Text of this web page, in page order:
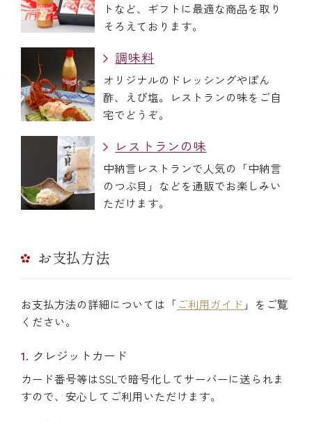
トなど、ギフトに最適な商品を取り
そろえております。
調味料
オリジナルのドレッシングやぽん
酢、えび塩。レストランの味をご自
宅でどうぞ。
レストランの味
中納言レストランで人気の「中納言
のつぶ貝」などを通販でお楽しみい
ただけます。
お支払方法
お支払方法の詳細については「ご利用ガイド 」をご覧
ください。
クレジットカード
カード番号等はSSLで暗号化してサーバーに送られま
すので、安心してご利用いただけます。